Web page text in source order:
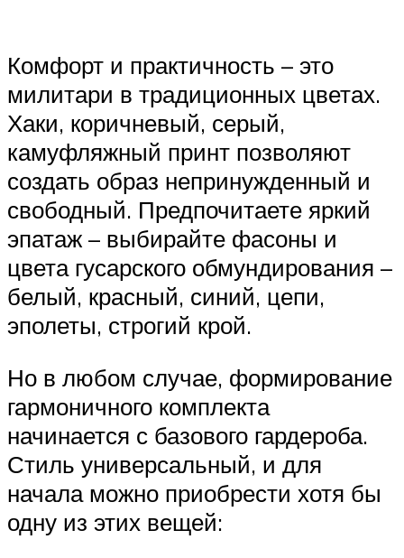
Комфорт и практичность – это
милитари в традиционных цветах.
Хаки, коричневый, серый,
камуфляжный принт позволяют
создать образ непринужденный и
свободный. Предпочитаете яркий
эпатаж – выбирайте фасоны и
цвета гусарского обмундирования –
белый, красный, синий, цепи,
эполеты, строгий крой.
Но в любом случае, формирование
гармоничного комплекта
начинается с базового гардероба.
Стиль универсальный, и для
начала можно приобрести хотя бы
одну из этих вещей: